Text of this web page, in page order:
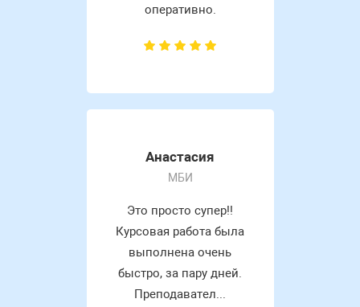
оперативно.
Анастасия
МБИ
Это просто супер!!
Курсовая работа была
выполнена очень
быстро, за пару дней.
Преподавател...